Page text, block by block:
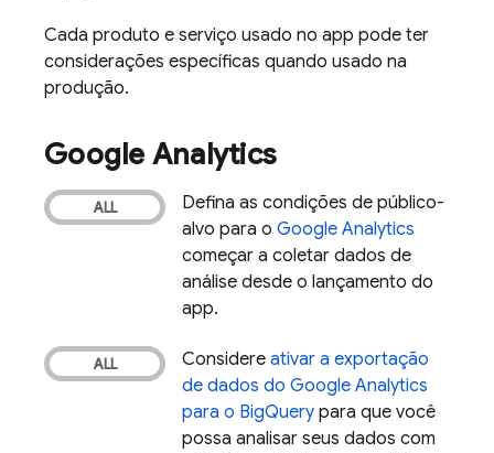
Cada produto e serviço usado no app pode ter
considerações específicas quando usado na
produção.
Google Analytics
Defina as condições de público-
alvo para o Google Analytics
começar a coletar dados de
análise desde o lançamento do
app.
Considere ativar a exportação
de dados do Google Analytics
para o BigQuery para que você
possa analisar seus dados com